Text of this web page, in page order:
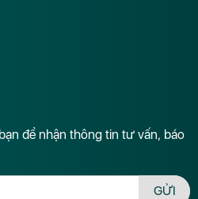
để nhận thông tin tư vấn, báo
GỬI